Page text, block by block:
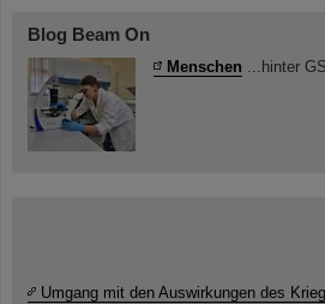
Blog Beam On
Menschen ...hinter
Umgang mit den Auswirkungen des